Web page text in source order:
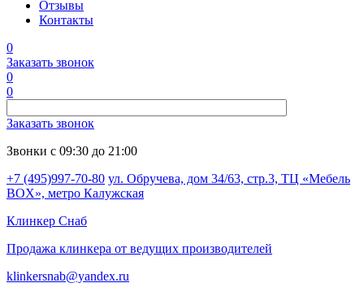
Отзывы
Контакты
0
Заказать звонок
0
0
Заказать звонок
Звонки с 09:30 до 21:00
+7 (495)997-70-80 ул. Обручева, дом 34/63, стр.3, ТЦ «Мебель
BOX», метро Калужская
Клинкер Снаб
Продажа клинкера от ведущих производителей
klinkersnab@yandex.ru